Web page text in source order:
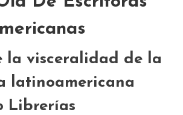
la visceralidad de la
latinoamericana
Librerías